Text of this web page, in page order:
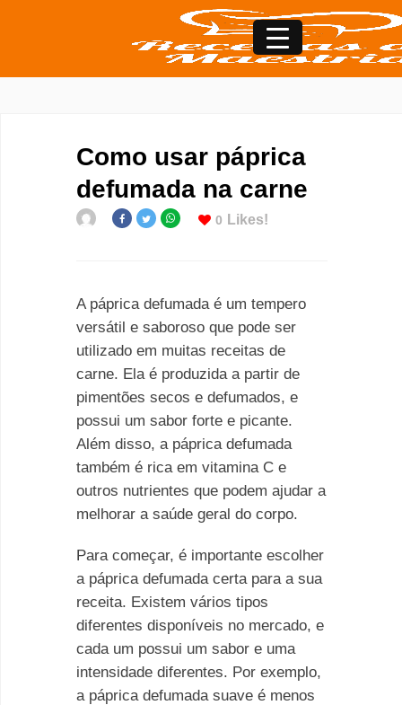
Como usar páprica
defumada na carne
0 Likes!
A páprica defumada é um tempero
versátil e saboroso que pode ser
utilizado em muitas receitas de
carne. Ela é produzida a partir de
pimentões secos e defumados, e
possui um sabor forte e picante.
Além disso, a páprica defumada
também é rica em vitamina C e
outros nutrientes que podem ajudar a
melhorar a saúde geral do corpo.
Para começar, é importante escolher
a páprica defumada certa para a sua
receita. Existem vários tipos
diferentes disponíveis no mercado, e
cada um possui um sabor e uma
intensidade diferentes. Por exemplo,
a páprica defumada suave é menos